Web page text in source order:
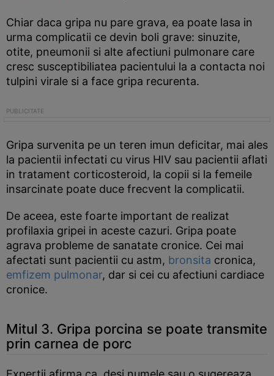
Chiar daca gripa nu pare grava, ea poate lasa in
urma complicatii ce devin boli grave: sinuzite,
otite, pneumonii si alte afectiuni pulmonare care
cresc susceptibiliatea pacientului la a contacta noi
tulpini virale si a face gripa recurenta.
Gripa survenita pe un teren imun deficitar, mai ales
la pacientii infectati cu virus HIV sau pacientii aflati
in tratament corticosteroid, la copii si la femeile
insarcinate poate duce frecvent la complicatii.
De aceea, este foarte important de realizat
profilaxia gripei in aceste cazuri. Gripa poate
agrava probleme de sanatate cronice. Cei mai
afectati sunt pacientii cu astm, bronsita cronica,
emfizem pulmonar, dar si cei cu afectiuni cardiace
cronice.
Mitul 3. Gripa porcina se poate transmite
prin carnea de porc